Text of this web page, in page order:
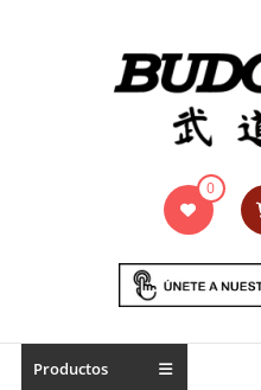
Indumentaria
marciales
Todo
0
Productos